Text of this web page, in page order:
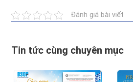
Đánh giá bài viết
Tin tức cùng chuyên mục